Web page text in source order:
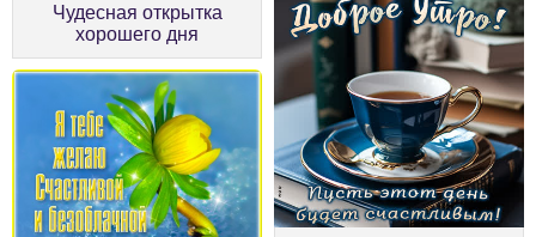
Чудесная открытка
хорошего дня